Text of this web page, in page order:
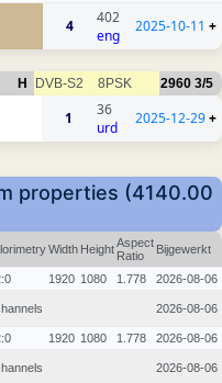
4
402
eng
2025-10-11 +
H DVB-S2 8PSK 2960 3/5
1
36
urd
2025-12-29+
properties (4140.00
Width HeightAspect
Ratio
Bijgewerkt
1920 1080 1.778 2026-08-06
2026-08-06
1920 1080 1.778 2026-08-06
2026-08-06